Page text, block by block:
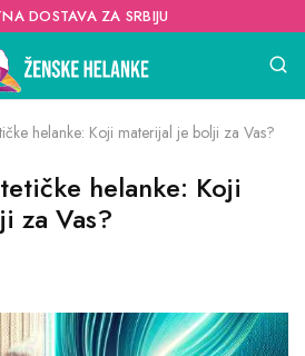
DOSTAVA ZA SRBIJU
helanke: Koji materijal je bolji za Vas?
helanke: Koji
za Vas?